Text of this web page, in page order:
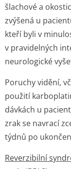
šlachové a
zvýšená u
kteří byli v
v pravidelných
neurologické
Poruchy vidění,
použití
dávkách u
zrak se navrací
týdnů po
Reverzibilní